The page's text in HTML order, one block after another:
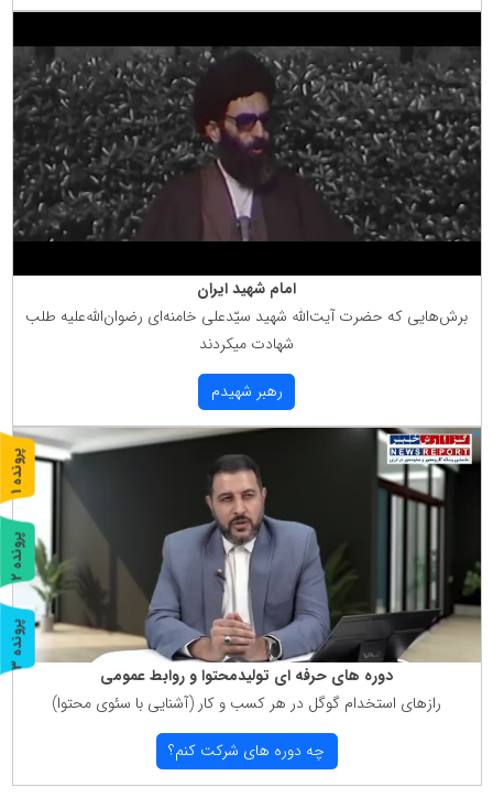
امام شهید ایران
برش‌هایی كه حضرت آیت‌الله شهید سیّدعلی خامنه‌ای رضوان‌الله‌علیه طلب
شهادت میكردند
رهبر شهیدم
دوره های حرفه ای تولیدمحتوا و روابط عمومی
رازهای استخدام گوگل در هر كسب و كار (آشنایی با سئوی محتوا)
چه دوره های شركت كنم؟
پ
ر
و
ن
د
ه
1
پ
ر
و
ن
د
ه
2
پ
ر
و
ن
د
ه
3